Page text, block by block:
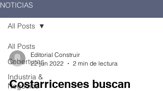
NOTICIAS
All Posts
Coberturas
Industria &
Negocios
All Posts
Editorial Construir
22 jun 2022
2 min de lectura
Costarricenses buscan